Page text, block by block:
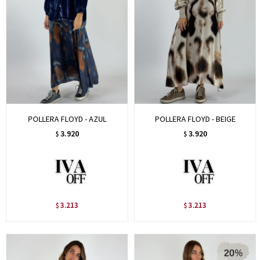
POLLERA FLOYD - AZUL
$ 3.920
$ 3.213
POLLERA FLOYD - BEIGE
$ 3.920
$ 3.213